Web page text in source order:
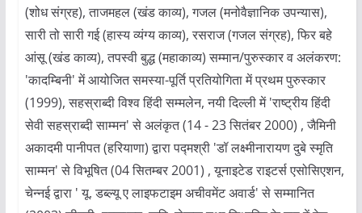
(शोध संग्रह), ताजमहल (खंड काव्य), गजल (मनोवैज्ञानिक उपन्यास),
सारी तो सारी गई (हास्य व्यंग्य काव्य), रसराज (गजल संग्रह), फिर बहे
आंसू (खंड काव्य), तपस्वी बुद्ध (महाकाव्य) सम्मान/पुरुस्कार व अलंकरण:
'कादम्बिनी' में आयोजित समस्या-पूर्ति प्रतियोगिता में प्रथम पुरुस्कार
(1999), सहस्राब्दी विश्व हिंदी सम्मलेन, नयी दिल्ली में 'राष्ट्रीय हिंदी
सेवी सहस्राब्दी साम्मन' से अलंकृत (14 - 23 सितंबर 2000) , जैमिनी
अकादमी पानीपत (हरियाणा) द्वारा पद्मश्री 'डॉ लक्ष्मीनारायण दुबे स्मृति
साम्मन' से विभूषित (04 सितम्बर 2001) , यूनाइटेड राइटर्स एसोसिएशन,
चेन्नई द्वारा ' यू. डब्ल्यू ए लाइफटाइम अचीवमेंट अवार्ड' से सम्मानित